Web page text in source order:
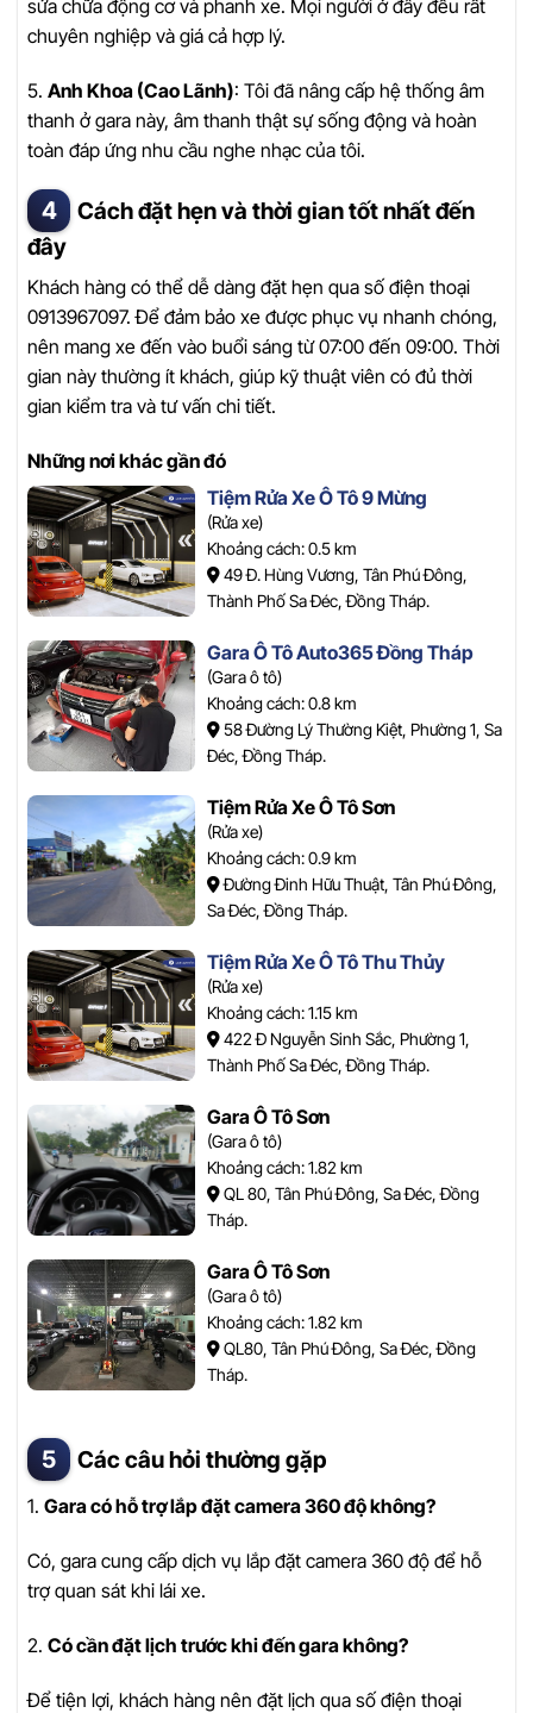
sửa chữa động cơ và phanh xe. Mọi người ở đây đều rất
chuyên nghiệp và giá cả hợp lý.
5. Anh Khoa (Cao Lãnh): Tôi đã nâng cấp hệ thống âm
thanh ở gara này, âm thanh thật sự sống động và hoàn
toàn đáp ứng nhu cầu nghe nhạc của tôi.
Cách đặt hẹn và thời gian tốt nhất đến
đây
Khách hàng có thể dễ dàng đặt hẹn qua số điện thoại
0913967097. Để đảm bảo xe được phục vụ nhanh chóng,
nên mang xe đến vào buổi sáng từ 07:00 đến 09:00. Thời
gian này thường ít khách, giúp kỹ thuật viên có đủ thời
gian kiểm tra và tư vấn chi tiết.
Những nơi khác gần đó
Tiệm Rửa Xe Ô Tô 9 Mừng
(Rửa xe)
Khoảng cách: 0.5 km
49 Đ. Hùng Vương, Tân Phú Đông,
Thành Phố Sa Đéc, Đồng Tháp.
Gara Ô Tô Auto365 Đồng Tháp
(Gara ô tô)
Khoảng cách: 0.8 km
58 Đường Lý Thường Kiệt, Phường 1, Sa
Đéc, Đồng Tháp.
Tiệm Rửa Xe Ô Tô Sơn
(Rửa xe)
Khoảng cách: 0.9 km
Đường Đinh Hữu Thuật, Tân Phú Đông,
Sa Đéc, Đồng Tháp.
Tiệm Rửa Xe Ô Tô Thu Thủy
(Rửa xe)
Khoảng cách: 1.15 km
422 Đ Nguyễn Sinh Sắc, Phường 1,
Thành Phố Sa Đéc, Đồng Tháp.
Gara Ô Tô Sơn
(Gara ô tô)
Khoảng cách: 1.82 km
QL 80, Tân Phú Đông, Sa Đéc, Đồng
Tháp.
Gara Ô Tô Sơn
(Gara ô tô)
Khoảng cách: 1.82 km
QL80, Tân Phú Đông, Sa Đéc, Đồng
Tháp.
Các câu hỏi thường gặp
1. Gara có hỗ trợ lắp đặt camera 360 độ không?
Có, gara cung cấp dịch vụ lắp đặt camera 360 độ để hỗ
trợ quan sát khi lái xe.
2. Có cần đặt lịch trước khi đến gara không?
Để tiện lợi, khách hàng nên đặt lịch qua số điện thoại